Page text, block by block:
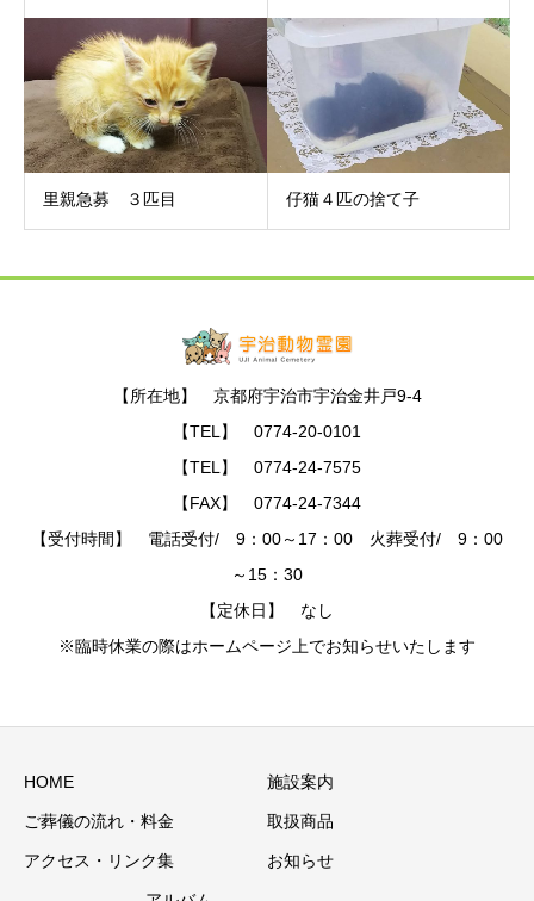
里親急募 ３匹目 仔猫４匹の捨て子
【所在地】 京都府宇治市宇治金井戸9-4
【TEL】 0774-20-0101
【TEL】 0774-24-7575
【FAX】 0774-24-7344
【受付時間】 電話受付/ 9：00～17：00 火葬受付/ 9：00
～15：30
【定休日】 なし
※臨時休業の際はホームページ上でお知らせいたします
HOME 施設案内
ご葬儀の流れ・料金 取扱商品
アクセス・リンク集 お知らせ